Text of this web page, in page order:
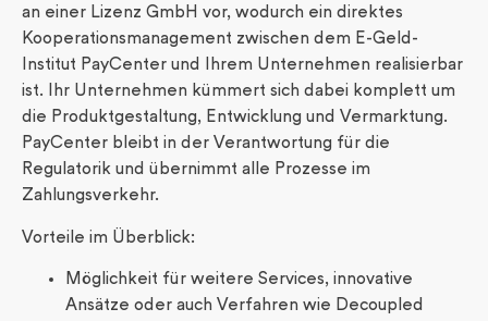
an einer Lizenz GmbH vor, wodurch ein direktes
Kooperationsmanagement zwischen dem E-Geld-
Institut PayCenter und Ihrem Unternehmen realisierbar
ist. Ihr Unternehmen kümmert sich dabei komplett um
die Produktgestaltung, Entwicklung und Vermarktung.
PayCenter bleibt in der Verantwortung für die
Regulatorik und übernimmt alle Prozesse im
Zahlungsverkehr.
Vorteile im Überblick:
Möglichkeit für weitere Services, innovative
Ansätze oder auch Verfahren wie Decoupled